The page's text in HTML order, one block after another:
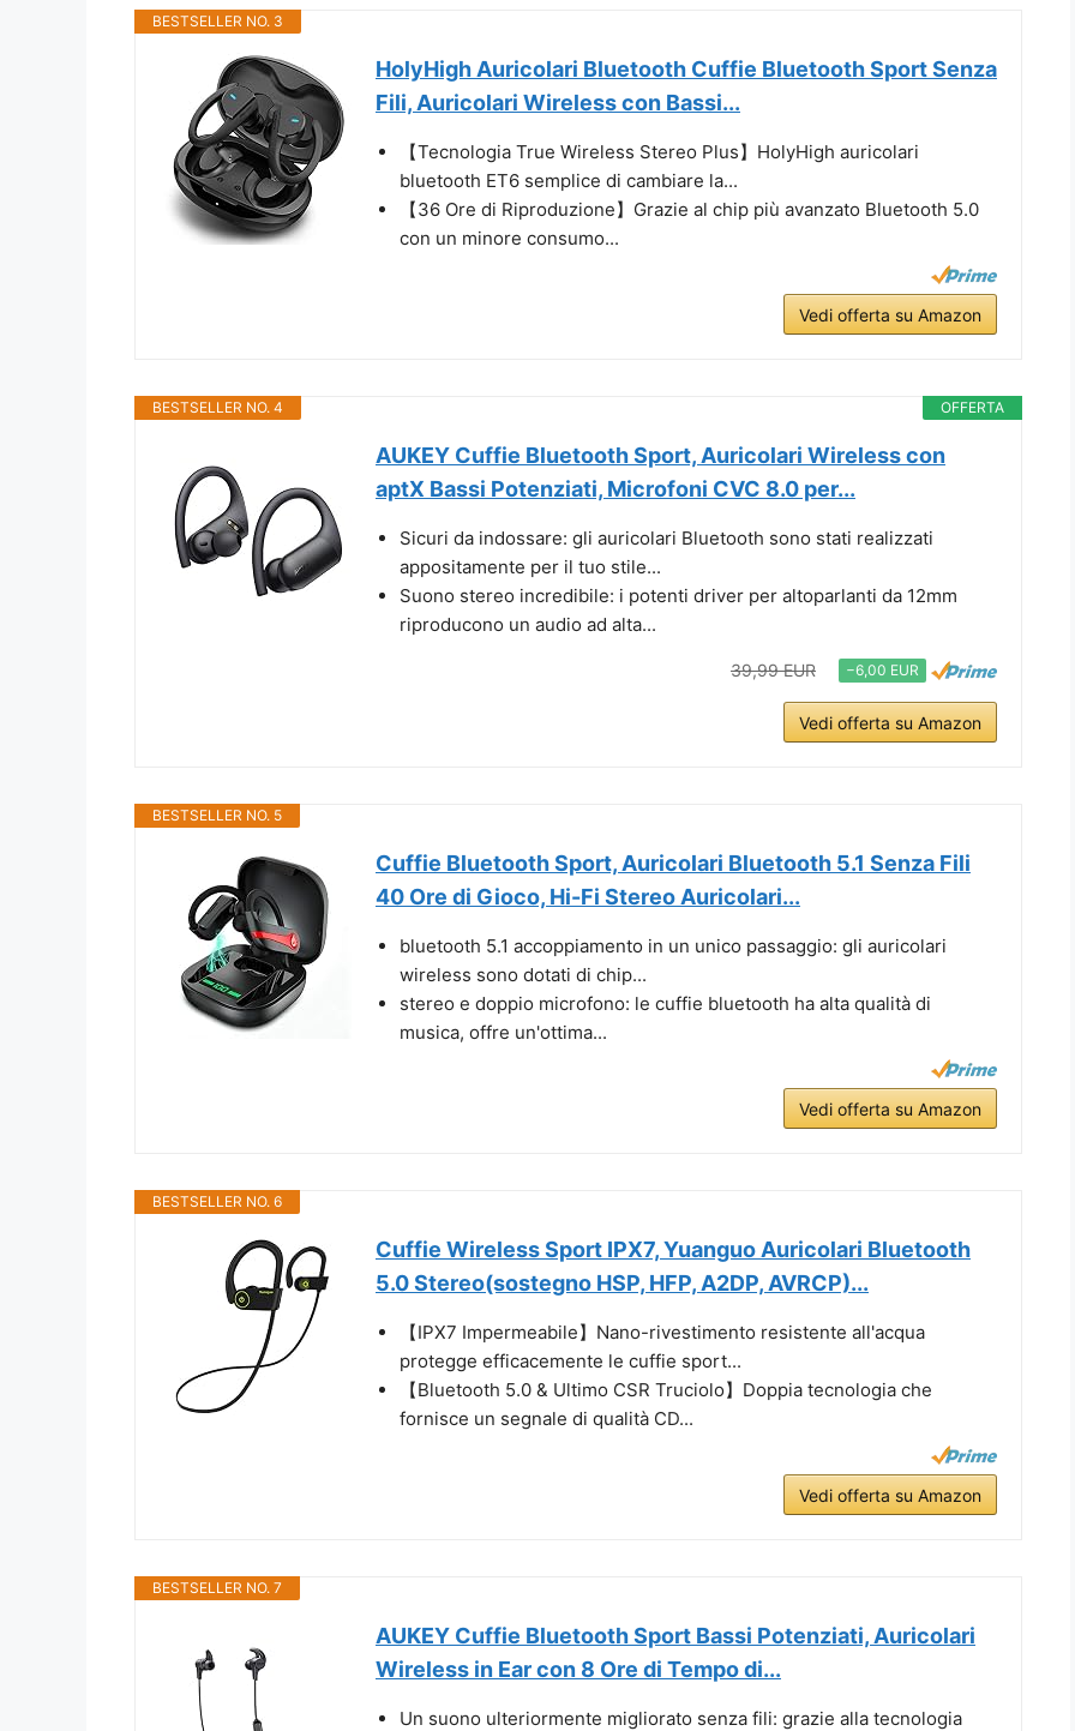
BESTSELLER NO. 3
HolyHigh Auricolari Bluetooth Cuffie Bluetooth Sport Senza
Fili, Auricolari Wireless con Bassi...
【Tecnologia True Wireless Stereo Plus】HolyHigh auricolari
bluetooth ET6 semplice di cambiare la...
【36 Ore di Riproduzione】Grazie al chip più avanzato Bluetooth 5.0
con un minore consumo...
Vedi offerta su Amazon
OFFERTA
BESTSELLER NO. 4
AUKEY Cuffie Bluetooth Sport, Auricolari Wireless con
aptX Bassi Potenziati, Microfoni CVC 8.0 per...
Sicuri da indossare: gli auricolari Bluetooth sono stati realizzati
appositamente per il tuo stile...
Suono stereo incredibile: i potenti driver per altoparlanti da 12mm
riproducono un audio ad alta...
39,99 EUR −6,00 EUR
Vedi offerta su Amazon
BESTSELLER NO. 5
Cuffie Bluetooth Sport, Auricolari Bluetooth 5.1 Senza Fili
40 Ore di Gioco, Hi-Fi Stereo Auricolari...
bluetooth 5.1 accoppiamento in un unico passaggio: gli auricolari
wireless sono dotati di chip...
stereo e doppio microfono: le cuffie bluetooth ha alta qualità di
musica, offre un'ottima...
Vedi offerta su Amazon
BESTSELLER NO. 6
Cuffie Wireless Sport IPX7, Yuanguo Auricolari Bluetooth
5.0 Stereo(sostegno HSP, HFP, A2DP, AVRCP)...
【IPX7 Impermeabile】Nano-rivestimento resistente all'acqua
protegge efficacemente le cuffie sport...
【Bluetooth 5.0 & Ultimo CSR Truciolo】Doppia tecnologia che
fornisce un segnale di qualità CD...
Vedi offerta su Amazon
BESTSELLER NO. 7
AUKEY Cuffie Bluetooth Sport Bassi Potenziati, Auricolari
Wireless in Ear con 8 Ore di Tempo di...
Un suono ulteriormente migliorato senza fili: grazie alla tecnologia